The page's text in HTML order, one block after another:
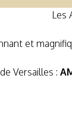
Les
et
Versailles :